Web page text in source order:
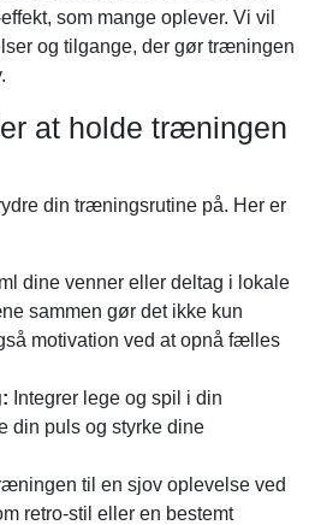
som mange oplever. Vi vil
og tilgange, der gør træningen
at holde træningen
din træningsrutine på. Her er
dine venner eller deltag i lokale
sammen gør det ikke kun
motivation ved at opnå fælles
Integrer lege og spil i din
din puls og styrke dine
til en sjov oplevelse ved
retro-stil eller en bestemt